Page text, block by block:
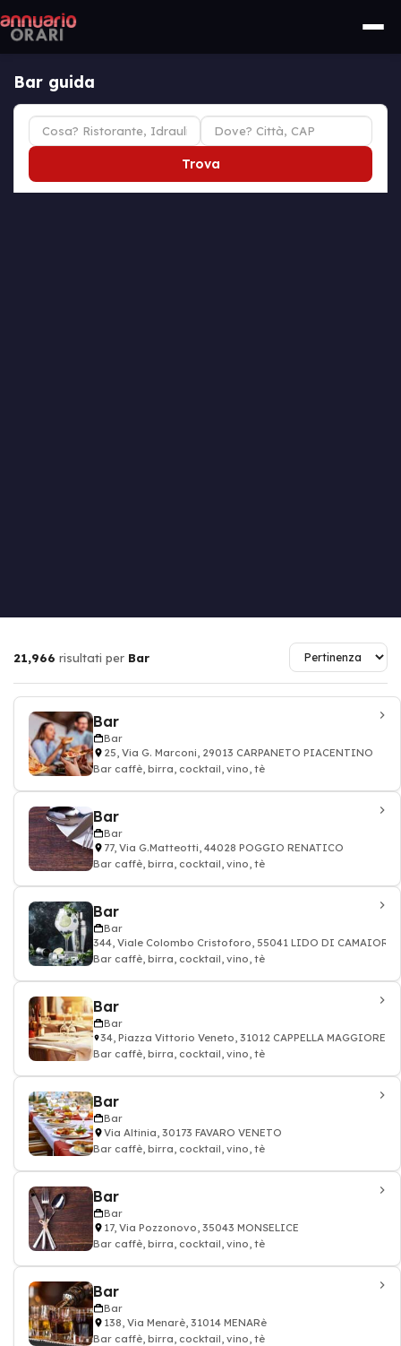
Bar guida
Trova
21,966 risultati per Bar
Bar
Bar
25, Via G. Marconi, 29013 CARPANETO PIACENTINO
Bar caffè, birra, cocktail, vino, tè
Bar
Bar
77, Via G.Matteotti, 44028 POGGIO RENATICO
Bar caffè, birra, cocktail, vino, tè
Bar
Bar
344, Viale Colombo Cristoforo, 55041 LIDO DI CAMAIORE
Bar caffè, birra, cocktail, vino, tè
Bar
Bar
34, Piazza Vittorio Veneto, 31012 CAPPELLA MAGGIORE
Bar caffè, birra, cocktail, vino, tè
Bar
Bar
Via Altinia, 30173 FAVARO VENETO
Bar caffè, birra, cocktail, vino, tè
Bar
Bar
17, Via Pozzonovo, 35043 MONSELICE
Bar caffè, birra, cocktail, vino, tè
Bar
Bar
138, Via Menarè, 31014 MENARè
Bar caffè, birra, cocktail, vino, tè